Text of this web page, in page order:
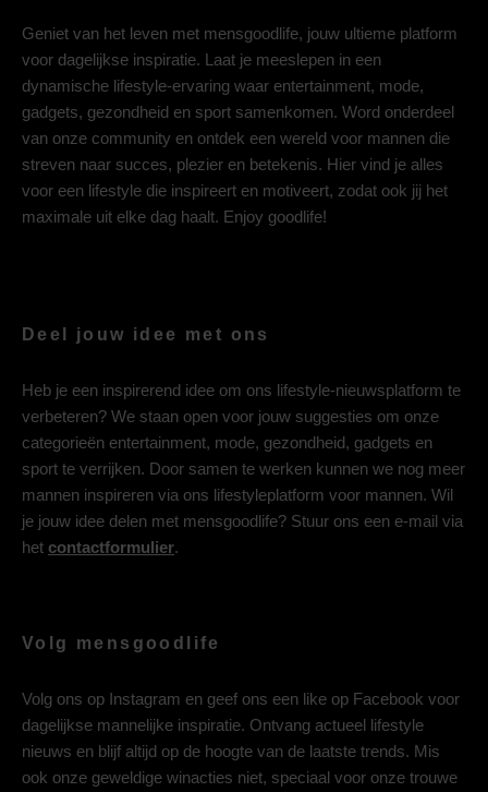
Geniet van het leven met mensgoodlife, jouw ultieme platform
voor dagelijkse inspiratie. Laat je meeslepen in een
dynamische lifestyle-ervaring waar entertainment, mode,
gadgets, gezondheid en sport samenkomen. Word onderdeel
van onze community en ontdek een wereld voor mannen die
streven naar succes, plezier en betekenis. Hier vind je alles
voor een lifestyle die inspireert en motiveert, zodat ook jij het
maximale uit elke dag haalt. Enjoy goodlife!
Deel jouw idee met ons
Heb je een inspirerend idee om ons lifestyle-nieuwsplatform te
verbeteren? We staan open voor jouw suggesties om onze
categorieën entertainment, mode, gezondheid, gadgets en
sport te verrijken. Door samen te werken kunnen we nog meer
mannen inspireren via ons lifestyleplatform voor mannen. Wil
je jouw idee delen met mensgoodlife? Stuur ons een e-mail via
het contactformulier.
Volg mensgoodlife
Volg ons op Instagram en geef ons een like op Facebook voor
dagelijkse mannelijke inspiratie. Ontvang actueel lifestyle
nieuws en blijf altijd op de hoogte van de laatste trends. Mis
ook onze geweldige winacties niet, speciaal voor onze trouwe